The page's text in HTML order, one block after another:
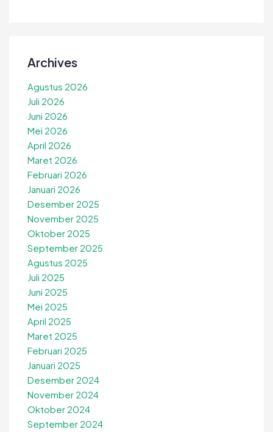
Archives
Agustus 2026
Juli 2026
Juni 2026
Mei 2026
April 2026
Maret 2026
Februari 2026
Januari 2026
Desember 2025
November 2025
Oktober 2025
September 2025
Agustus 2025
Juli 2025
Juni 2025
Mei 2025
April 2025
Maret 2025
Februari 2025
Januari 2025
Desember 2024
November 2024
Oktober 2024
September 2024